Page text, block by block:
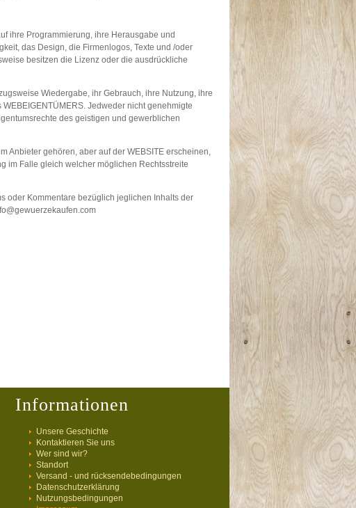
ihre Programmierung, ihre Herausgabe und
das Design, die Firmenlogos, Texte und /oder
besitzen die Lizenz oder die ausdrückliche
Wiedergabe, ihr Gebrauch, ihre Nutzung, ihre
Jedweder nicht genehmigte
des geistigen und gewerblichen
Anbieter gehören, aber auf der WEBSITE erscheinen,
im Falle gleich welcher möglichen Rechtsstreite
oder Kommentare bezüglich jeglichen Inhalts der
Informationen
Unsere Geschichte
Kontaktieren Sie uns
Wer sind wir?
Standort
Versand - und rücksendebedingungen
Datenschutzerklärung
Nutzungsbedingungen